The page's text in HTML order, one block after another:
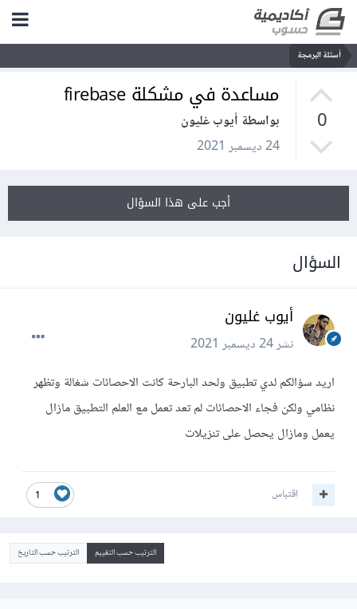
أسئلة البرمجة
0
مساعدة في مشكلة firebase
بواسطة أيوب غليون
24 ديسمبر 2021
أجب على هذا السؤال
السؤال
أيوب غليون
نشر24 ديسمبر 2021
اريد سؤالكم لدي تطبيق ولحد البارحة كانت الاحصائات شغالة وتظهر
نظامي ولكن فجاء الاحصائات لم تعد تعمل مع العلم التطبيق مازال
يعمل ومازال يحصل على تنزيلات
1 اقتباس
الترتيب حسب التقييم الترتيب حسب التاريخ